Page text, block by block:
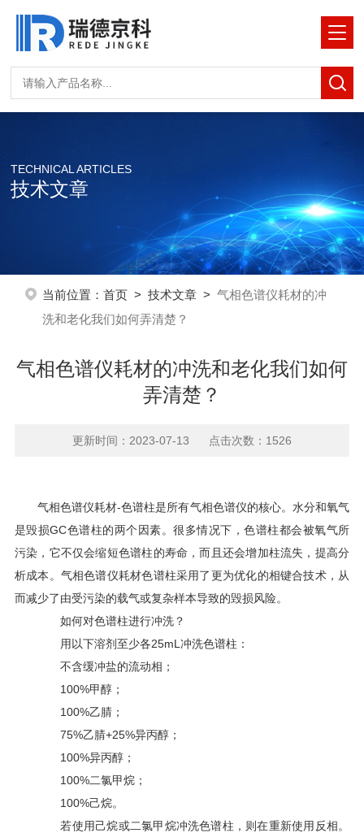
TECHNICAL ARTICLES
技术文章
当前位置： 首页> 技术文章> 气相色谱仪耗材的冲
洗和老化我们如何弄清楚？
气相色谱仪耗材的冲洗和老化我们如何
弄清楚？
更新时间：2023-07-13 点击次数：1526
气相色谱仪耗材-色谱柱是所有气相色谱仪的核心。水分和氧气
是毁损GC色谱柱的两个因素。很多情况下，色谱柱都会被氧气所
污染，它不仅会缩短色谱柱的寿命，而且还会增加柱流失，提高分
析成本。气相色谱仪耗材色谱柱采用了更为优化的相键合技术，从
而减少了由受污染的载气或复杂样本导致的毁损风险。
如何对色谱柱进行冲洗？
用以下溶剂至少各25mL冲洗色谱柱：
不含缓冲盐的流动相；
100%甲醇；
100%乙腈；
75%乙腈+25%异丙醇；
100%异丙醇；
100%二氯甲烷；
100%己烷。
若使用己烷或二氯甲烷冲洗色谱柱，则在重新使用反相。